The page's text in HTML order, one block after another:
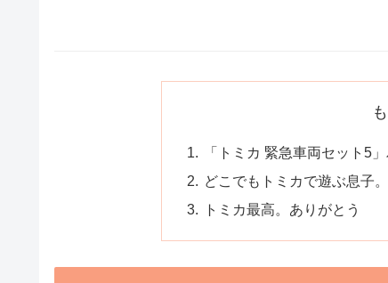
「トミカ 緊急車両セット5
どこでもトミカで遊ぶ息子
トミカ最高。ありがとう